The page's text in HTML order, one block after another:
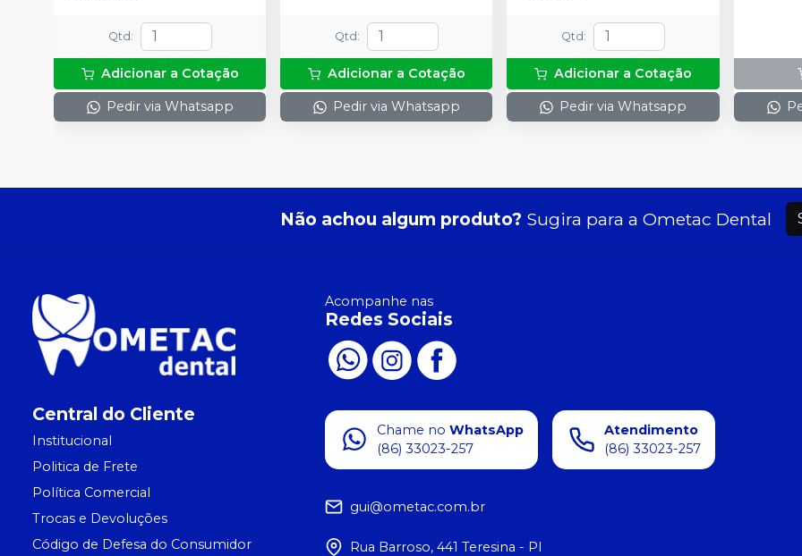
Qtd :
Adicionar a Cotação
Pedir via Whatsapp
Qtd :
Adicionar a Cotação
Pedir via Whatsapp
Qtd :
Adicionar a Cotação
Pedir via Whatsapp
Não achou algum produto? Sugira para a Ometac Dental
Central do Cliente
Institucional
Politica de Frete
Política Comercial
Trocas e Devoluções
Código de Defesa do Consumidor
Acompanhe nas
Redes Sociais
Chame no WhatsApp
(86) 33023-257
Atendimento
(86) 33023-257
gui@ometac.com.br
Rua Barroso, 441 Teresina - PI